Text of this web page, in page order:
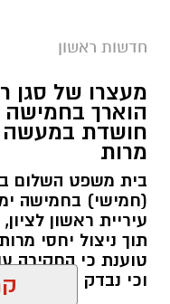
חדשות ראשון
מעצרו של סגן
הוארך
חושדת במעשה
מרות
בית משפט השלום
(חמישי) בחמישה
עיריית ראשון
תוך ניצול יחסי
טוענת כי החקירה
וכי נבדק חשד למקרים